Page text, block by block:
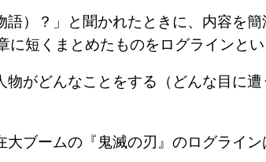
語）？」と聞かれたときに、内容を
に短くまとめたものをログラインとい
物がどんなことをする（どんな目に
ブームの『鬼滅の刃』のログライン